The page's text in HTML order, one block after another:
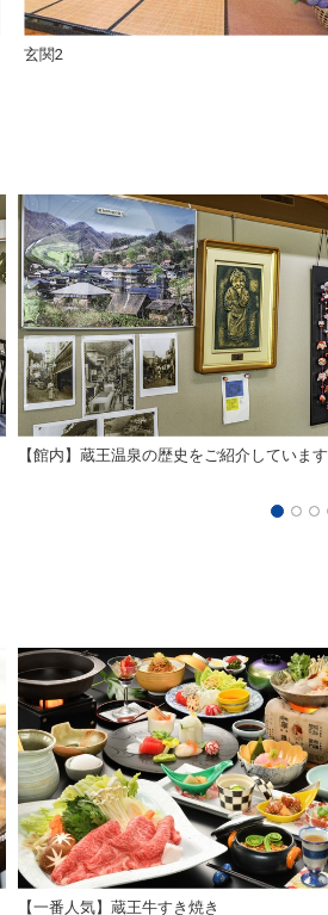
玄関2
【館内】蔵王温泉の歴史をご紹介しています
【一番人気】蔵王牛すき焼き